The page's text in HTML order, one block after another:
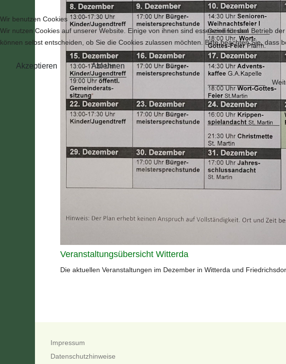
Veranstaltungsübersicht Witterda
Die aktuellen Veranstaltungen im Dezember in Witterda und
Impressum
Datenschutzhinweise
Wir benutzen Cookies
Wir nutzen Cookies auf unserer Website. Einige von ihnen sind essenziell für den Betrieb
können selbst entscheiden, ob Sie die Cookies zulassen möchten. Bitte beachten Sie,
Akzeptieren Ablehnen